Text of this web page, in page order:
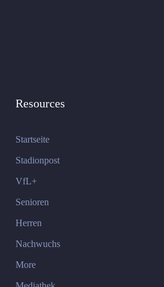
Resources
Startseite
Stadionpost
VfL+
Senioren
Herren
Nachwuchs
More